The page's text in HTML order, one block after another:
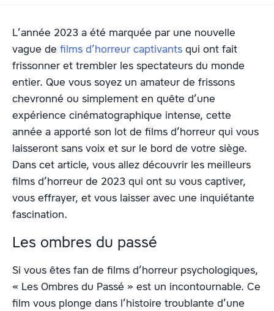
L’année 2023 a été marquée par une nouvelle
vague de films d’horreur captivants qui ont fait
frissonner et trembler les spectateurs du monde
entier. Que vous soyez un amateur de frissons
chevronné ou simplement en quête d’une
expérience cinématographique intense, cette
année a apporté son lot de films d’horreur qui vous
laisseront sans voix et sur le bord de votre siège.
Dans cet article, vous allez découvrir les meilleurs
films d’horreur de 2023 qui ont su vous captiver,
vous effrayer, et vous laisser avec une inquiétante
fascination.
Les ombres du passé
Si vous êtes fan de films d’horreur psychologiques,
« Les Ombres du Passé » est un incontournable. Ce
film vous plonge dans l’histoire troublante d’une